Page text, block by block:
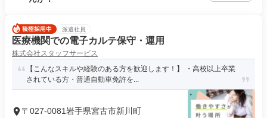
派遣社員
医療機関での電子カルテ保守・運用
株式会社スタッフサービス
【こんなスキルや経験のある方を歓迎します！】 ・高校以上卒業
されている方・普通自動車免許を...
〒027-0081岩手県宮古市新川町